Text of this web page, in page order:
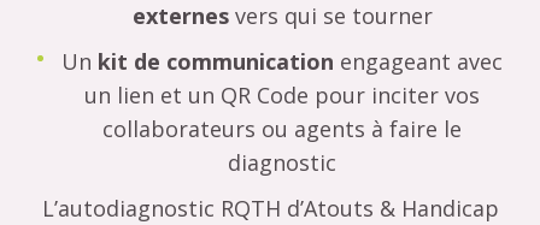
externesvers qui se tourner
Un kit de communication engageant avec
un lien et un QR Code pour inciter vos
collaborateurs ou agents à faire le
diagnostic
L’autodiagnostic RQTH d’Atouts & Handicap